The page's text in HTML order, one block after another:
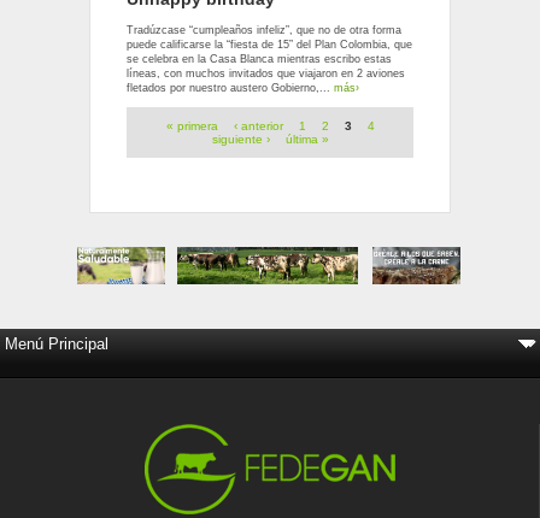
Tradúzcase “cumpleaños infeliz”, que no de otra forma
puede calificarse la “fiesta de 15” del Plan Colombia, que
se celebra en la Casa Blanca mientras escribo estas
líneas, con muchos invitados que viajaron en 2 aviones
fletados por nuestro austero Gobierno,... más›
Páginas
« primera ‹ anterior 1 2 3
4
siguiente ›
última »